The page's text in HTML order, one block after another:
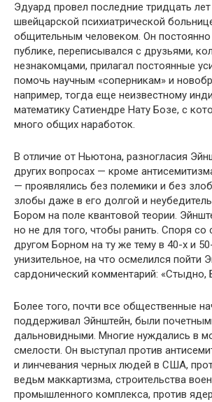
Эдуард провел последние тридцать
швейцарской психиатрической
общительным человеком. Он постоянно
публике, переписывался с друзьями,
незнакомцами, прилагал постоянные
помочь научным «соперникам» и
например, тогда еще неизвестному
математику Сатиендре Нату Бозе, с
много общих наработок.
В отличие от Ньютона, разногласия
других вопросах — кроме
— проявлялись без полемики и без
злобы даже в его долгой и
Бором на поле квантовой теории.
но не для того, чтобы ранить. Споря со
другом Борном на ту же тему в 40-х и
унизительное, на что осмелился пойти
сардонический комментарий: «Стыдно,
Более того, почти все общественные
поддерживал Эйнштейн, были
дальновидными. Многие нуждались в
смелости. Он выступал против
и линчевания черных людей в США,
ведьм маккартизма, строительства
промышленного комплекса, против